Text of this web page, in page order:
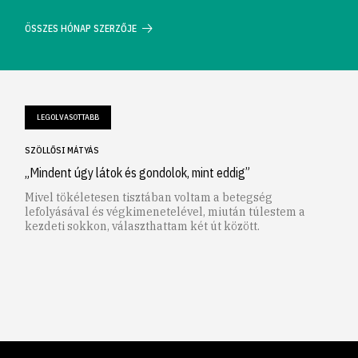
ÖSSZES HÓNAP SZERZŐJE
LEGOLVASOTTABB
SZÖLLŐSI MÁTYÁS
„Mindent úgy látok és gondolok, mint eddig”
Mivel tökéletesen tisztában voltam a betegség
lefolyásával és végkimenetelével, miután túlestem a
kezdeti sokkon, választhattam két út között.